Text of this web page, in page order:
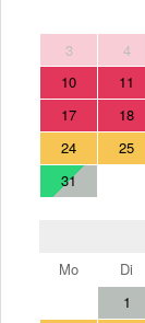
3
4
10
11
17
18
24
25
31
Mo
Di
1